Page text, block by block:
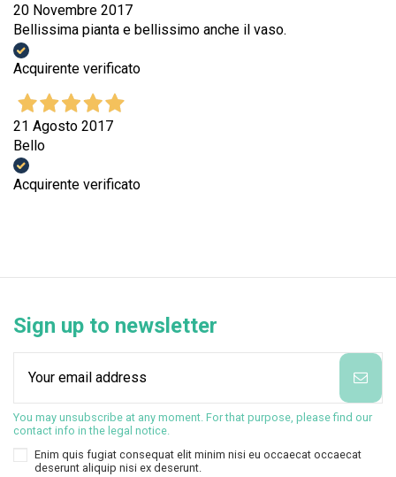
20 Novembre 2017
Bellissima pianta e bellissimo anche il vaso.
Acquirente verificato
21 Agosto 2017
Bello
Acquirente verificato
Sign up to newsletter
You may unsubscribe at any moment. For that purpose, please find our
contact info in the legal notice.
Enim quis fugiat consequat elit minim nisi eu occaecat occaecat
deserunt aliquip nisi ex deserunt.